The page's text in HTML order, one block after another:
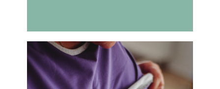
Du willst nichts verpassen